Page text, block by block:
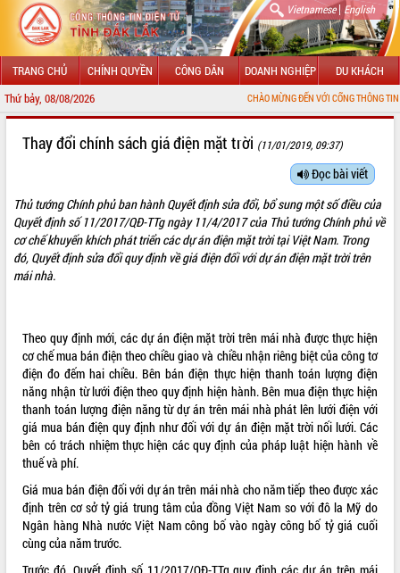
Vietnamese| English
TRANG CHỦ CHÍNH QUYỀN CÔNG DÂN DOANH NGHIỆP DU KHÁCH
Thứ bảy, 08/08/2026 CHÀO MỪNG ĐẾN VỚI CỔNG THÔNG TIN ĐIỆN TỬ
TIN TỨC SỰ KIỆN
SỞ, BAN, NGÀNH
UBND CÁC XÃ, PHƯỜNG
HỆ THỐNG VĂN BẢN
VĂN BẢN HĐND TỈNH
ĐIỂM TIN VĂN BẢN
QUY HOẠCH - KẾ HOẠCH
Thay đổi chính sách giá điện mặt trời (11/01/2019, 09:37)
Đọc bài viết
Thủ tướng Chính phủ ban hànhQuyết địnhsửa đổi, bổ sung một số điều của
Quyết định số11/2017/QĐ-TTgngày 11/4/2017 của Thủ tướng Chính phủ về
cơ chế khuyến khích phát triển các dự án điện mặt trời tại Việt Nam. Trong
đó, Quyết định sửa đổi quy định về giá điện đối với dự án điện mặt trời trên
mái nhà.
Theo quy định mới, các dự án điện mặt trời trên mái nhà được thực hiện
cơ chế mua bán điện theo chiều giao và chiều nhận riêng biệt của công tơ
điện đo đếm hai chiều. Bên bán điện thực hiện thanh toán lượng điện
năng nhận từ lưới điện theo quy định hiện hành. Bên mua điện thực hiện
thanh toán lượng điện năng từ dự án trên mái nhà phát lên lưới điện với
giá mua bán điện quy định như đối với dự án điện mặt trời nối lưới. Các
bên có trách nhiệm thực hiện các quy định của pháp luật hiện hành về
thuế và phí.
Giá mua bán điện đối với dự án trên mái nhà cho năm tiếp theo được xác
định trên cơ sở tỷ giá trung tâm của đồng Việt Nam so với đô la Mỹ do
Ngân hàng Nhà nước Việt Nam công bố vào ngày công bố tỷ giá cuối
cùng của năm trước.